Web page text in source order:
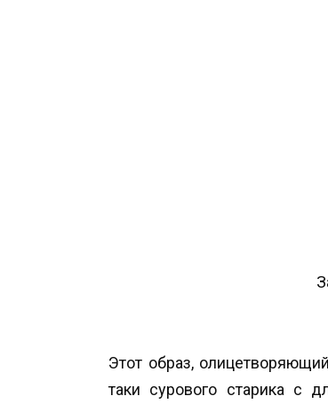
Этот образ,
таки сурового старика с